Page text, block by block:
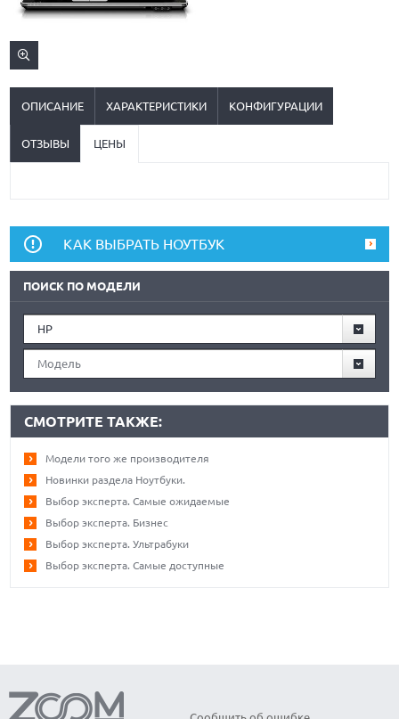
ОПИСАНИЕ ХАРАКТЕРИСТИКИ КОНФИГУРАЦИИ
ОТЗЫВЫ ЦЕНЫ
КАК ВЫБРАТЬ НОУТБУК
ПОИСК ПО МОДЕЛИ
HP
Модель
СМОТРИТЕ ТАКЖЕ:
Модели того же производителя
Новинки раздела Ноутбуки.
Выбор эксперта. Самые ожидаемые
Выбор эксперта. Бизнес
Выбор эксперта. Ультрабуки
Выбор эксперта. Самые доступные